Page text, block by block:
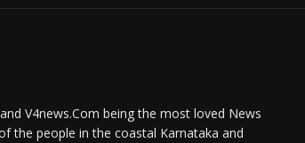
V4news.Com being the most loved News
the people in the coastal Karnataka and